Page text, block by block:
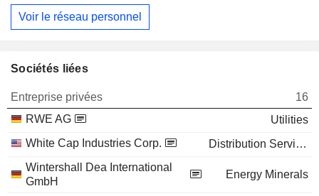
Voir le réseau personnel
Sociétés liées
Entreprise privées
16
RWE AG
Utilities
White Cap Industries Corp.
Distribution Services
Wintershall Dea International
GmbH
Energy Minerals